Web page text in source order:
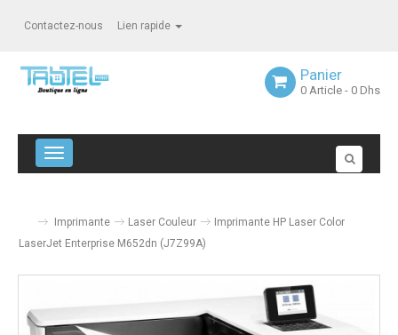
Contactez-nous Lien rapide
Panier
0 Article - 0 Dhs
Navigation bascule
Imprimante Laser Couleur
Imprimante HP Laser Color
LaserJet Enterprise M652dn (J7Z99A)